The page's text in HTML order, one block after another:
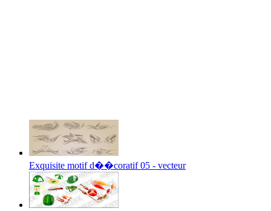
Exquisite motif d��coratif 05 - vecteur